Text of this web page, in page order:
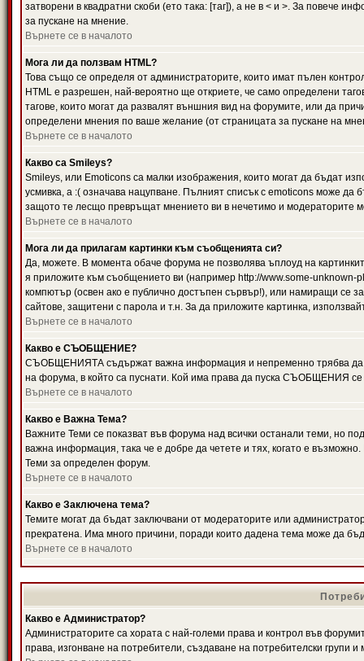
затворени в квадратни скоби (ето така: [таг]), а не в < и >. За повече
за пускане на мнение.
Върнете се в началото
Мога ли да ползвам HTML?
Това също се определя от администраторите, които имат пълен
HTML е разрешен, най-вероятно ще откриете, че само определени
тагове, които могат да развалят външния вид на форумите, или да
определени мнения по ваше желание (от страницата за пускане на
Върнете се в началото
Какво са Smileys?
Smileys, или Emoticons са малки изображения, които могат да бъдат
усмивка, а :( означава нацупване. Пълният списък с emoticons може да
защото те лесщо превръщат мнението ви в нечетимо и модераторите
Върнете се в началото
Мога ли да прилагам картинки към съобщенията си?
Да, можете. В момента обаче форума не позволява ъплоуд на
я приложите към съобщението ви (например http://www.some-
компютър (освен ако е публично достъпен сървър!), или намиращи се
сайтове, защитени с парола и т.н. За да приложите картинка,
Върнете се в началото
Какво е СЪОБЩЕНИЕ?
СЪОБЩЕНИЯТА съдържат важна информация и непременно трябва да
на форума, в който са пуснати. Кой има права да пуска СЪОБЩЕНИЯ се
Върнете се в началото
Какво е Важна Тема?
Важните Теми се показват във форума над всички останали теми,
важна информация, така че е добре да четете и тях, когато е
Теми за определен форум.
Върнете се в началото
Какво е Заключена тема?
Темите могат да бъдат заключвани от модераторите или
прекратена. Има много причини, поради които дадена тема може да
Върнете се в началото
Какво е Администратор?
Администраторите са хората с най-големи права и контрол във
права, изгонване на потребители, създаване на потребителски групи